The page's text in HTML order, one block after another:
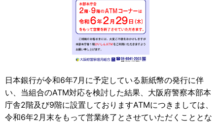
日本銀行が令和6年7月に予定している新紙幣の発行に伴
い、当組合のATM対応を検討した結果、大阪府警察本部本
庁舎2階及び9階に設置しておりますATMにつきましては、
令和6年2月末をもって営業終了とさせていただくこととな